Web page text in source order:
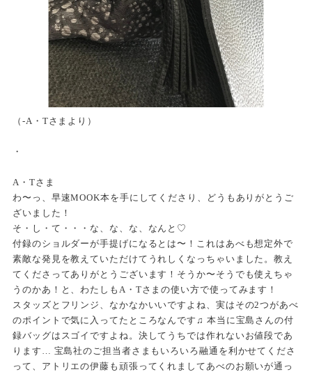
（-A・Tさまより）
・
A・Tさま
わ〜っ、早速MOOK本を手にしてくださり、どうもありがとうご
ざいました！
そ・し・て・・・な、な、な、なんと♡
付録のショルダーが手提げになるとは〜！これはあべも想定外で
素敵な発見を教えていただけてうれしくなっちゃいました。教え
てくださってありがとうございます！そうか〜そうでも使えちゃ
うのかあ！と、わたしもA・Tさまの使い方で使ってみます！
スタッズとフリンジ、なかなかいいですよね、実はその2つがあべ
のポイントで気に入ってたところなんです♫ 本当に宝島さんの付
録バッグはスゴイですよね。決してうちでは作れないお値段であ
ります… 宝島社のご担当者さまもいろいろ融通を利かせてくださ
って、アトリエの伊藤も頑張ってくれましてあべのお願いが通っ